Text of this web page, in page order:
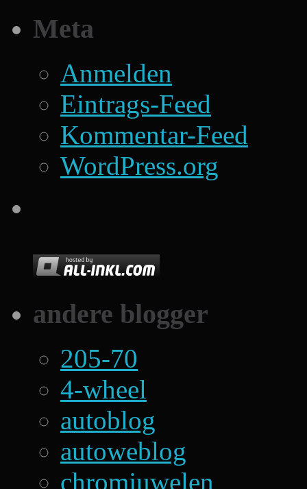
Meta
Anmelden
Eintrags-Feed
Kommentar-Feed
WordPress.org
andere blogger
205-70
4-wheel
autoblog
autoweblog
chromjuwelen